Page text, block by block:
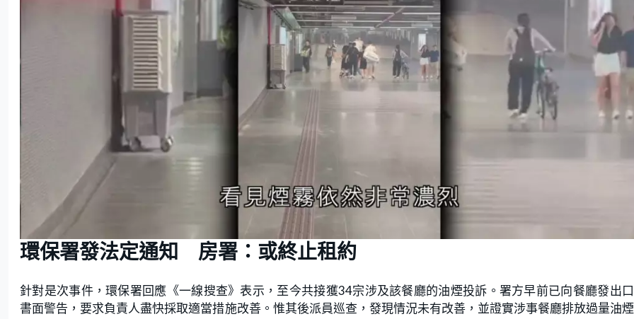
環保署發法定通知 房署：或終止租約
針對是次事件，環保署回應《一線搜查》表示，至今共接獲34宗涉及該餐廳的油煙投訴。署方早前已向餐廳發出
書面警告，要求負責人盡快採取適當措施改善。惟其後派員巡查，發現情況未有改善，並證實涉事餐廳排放過量油